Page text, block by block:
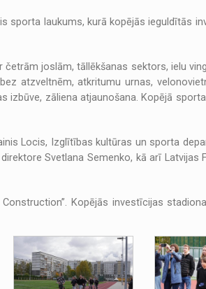
sporta laukums, kurā kopējās ieguldītās
joslām, tāllēkšanas sektors, ielu
atzveltnēm, atkritumu urnas,
zāliena atjaunošana. Kopējā
Locis, Izglītības kultūras un sporta
Svetlana Semenko, kā arī Latvijas
Kopējās investīcijas